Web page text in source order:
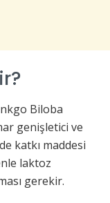
Biloba
genişletici ve
katkı maddesi
laktoz
gerekir.